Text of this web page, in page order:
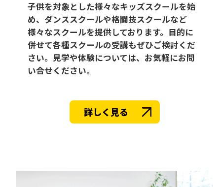
子供を対象とした様々なキッズスクールを始
め、ダンススクールや格闘技スクールなど
様々なスクールを提供しております。目的に
併せて各種スクールの受講もぜひご検討くだ
さい。見学や体験については、お気軽にお問
い合せください。
詳しく見る